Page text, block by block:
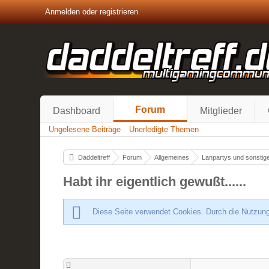
Anmelden oder registrieren
Dashboard Forum Mitglieder
Ungelesene Beiträge Unerledigte Themen
Daddeltreff Forum Allgemeines Lanpartys und
Habt ihr eigentlich gewußt......
Diese Seite verwendet Cookies. Durch die